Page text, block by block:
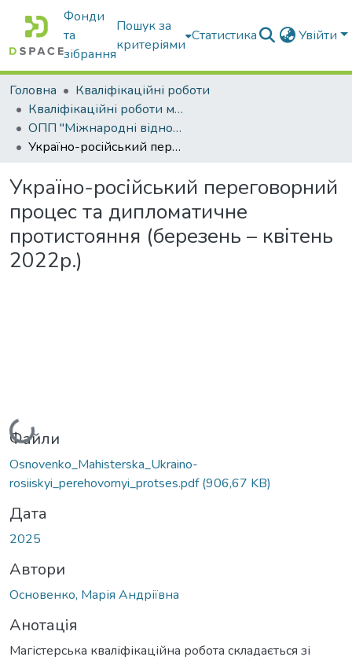
Фонди
та
зібрання
Пошук за
критеріями
Статистика Увійти
Головна
Кваліфікаційні роботи
Кваліфікаційні роботи магістрів
ОПП "Міжнародні відносини, суспільні комунікації та регіональні студії"
Україно-російський переговорний процес та дипломатичне протистояння (березень – квітень 2022р.)
Україно-російський переговорний
процес та дипломатичне
протистояння (березень – квітень
2022р.)
Вантажиться...
Файли
Osnovenko_Mahisterska_Ukraino-
rosiiskyi_perehovornyi_protses.pdf(906,67 KB)
Дата
2025
Автори
Основенко, Марія Андріївна
Анотація
Магістерська кваліфікаційна робота складається зі